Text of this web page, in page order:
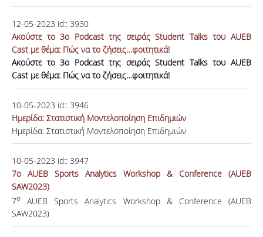
12-05-2023 id:: 3930
Ακούστε το 3o Podcast της σειράς Student Talks του AUEB
Cast με θέμα: Πώς να το ζήσεις…φοιτητικά!
Ακούστε το 3o Podcast της σειράς Student Talks του AUEB
Cast με θέμα: Πώς να το ζήσεις…φοιτητικά!
10-05-2023 id:: 3946
Ημερίδα: Στατιστική Μοντελοποίηση Επιδημιών
Ημερίδα: Στατιστική Μοντελοποίηση Επιδημιών
10-05-2023 id:: 3947
7ο AUEB Sports Analytics Workshop & Conference (AUEB
SAW2023)
7ο
AUEB Sports Analytics Workshop & Conference (AUEB
SAW2023)